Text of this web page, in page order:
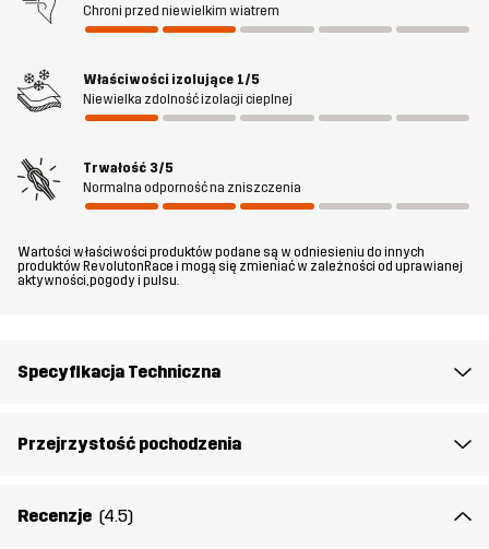
oraz haczyki do butów. Spodnie posiadają dwie kieszenie z przodu
przedmioty. Venue Stretch Pants szybko staną się podstawą
twojej outdoorowej garderoby!
Krój REGULAR
Materiał 88% Poliamid, 12% Elastan
Waga 402g w rozmiarze M
Stworzone do
artykułu
Chroni przed niewielkim wiatrem
Właściwości izolujące 1/5
Niewielka zdolność izolacji cieplnej
Trwałość 3/5
Normalna odporność na zniszczenia
Wartości właściwości produktów podane są w odniesieniu do innych
produktów RevolutonRace i mogą się zmieniać w zależności od uprawianej
aktywności, pogody i pulsu.
Specyfikacja Techniczna
Przejrzystość pochodzenia
Recenzje (4.5)